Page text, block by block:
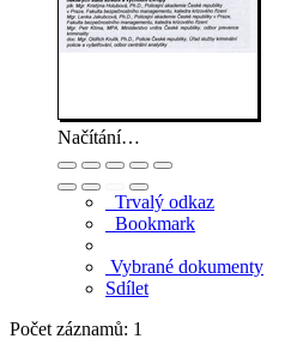
Načítání…
Trvalý odkaz
Bookmark
Vybrané dokumenty
Sdílet
Počet záznamů: 1